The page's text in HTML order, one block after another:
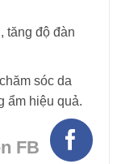
tăng độ đàn
sóc da
ẩm hiệu quả.
FB